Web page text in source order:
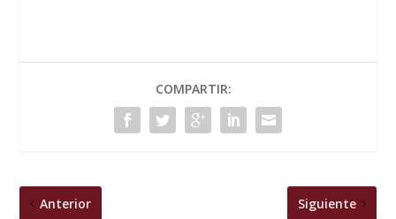
COMPARTIR:
Anterior Siguiente